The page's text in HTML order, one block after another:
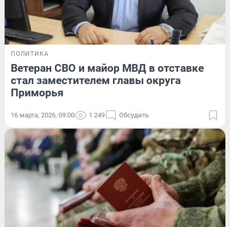
ПОЛИТИКА
Ветеран СВО и майор МВД в отставке
стал заместителем главы округа
Приморья
16 марта, 2026, 09:00 1 249 Обсудить